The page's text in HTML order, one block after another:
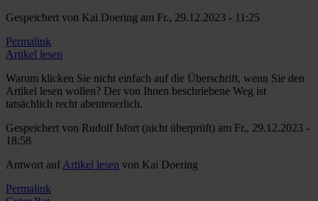
Gespeichert von Kai Doering am Fr., 29.12.2023 - 11:25
Permalink
Artikel lesen
Warum klicken Sie nicht einfach auf die Überschrift, wenn Sie den
Artikel lesen wollen? Der von Ihnen beschriebene Weg ist
tatsächlich recht abenteuerlich.
Gespeichert von Rudolf Isfort (nicht überprüft) am Fr., 29.12.2023 -
18:58
Antwort auf Artikel lesen von Kai Doering
Permalink